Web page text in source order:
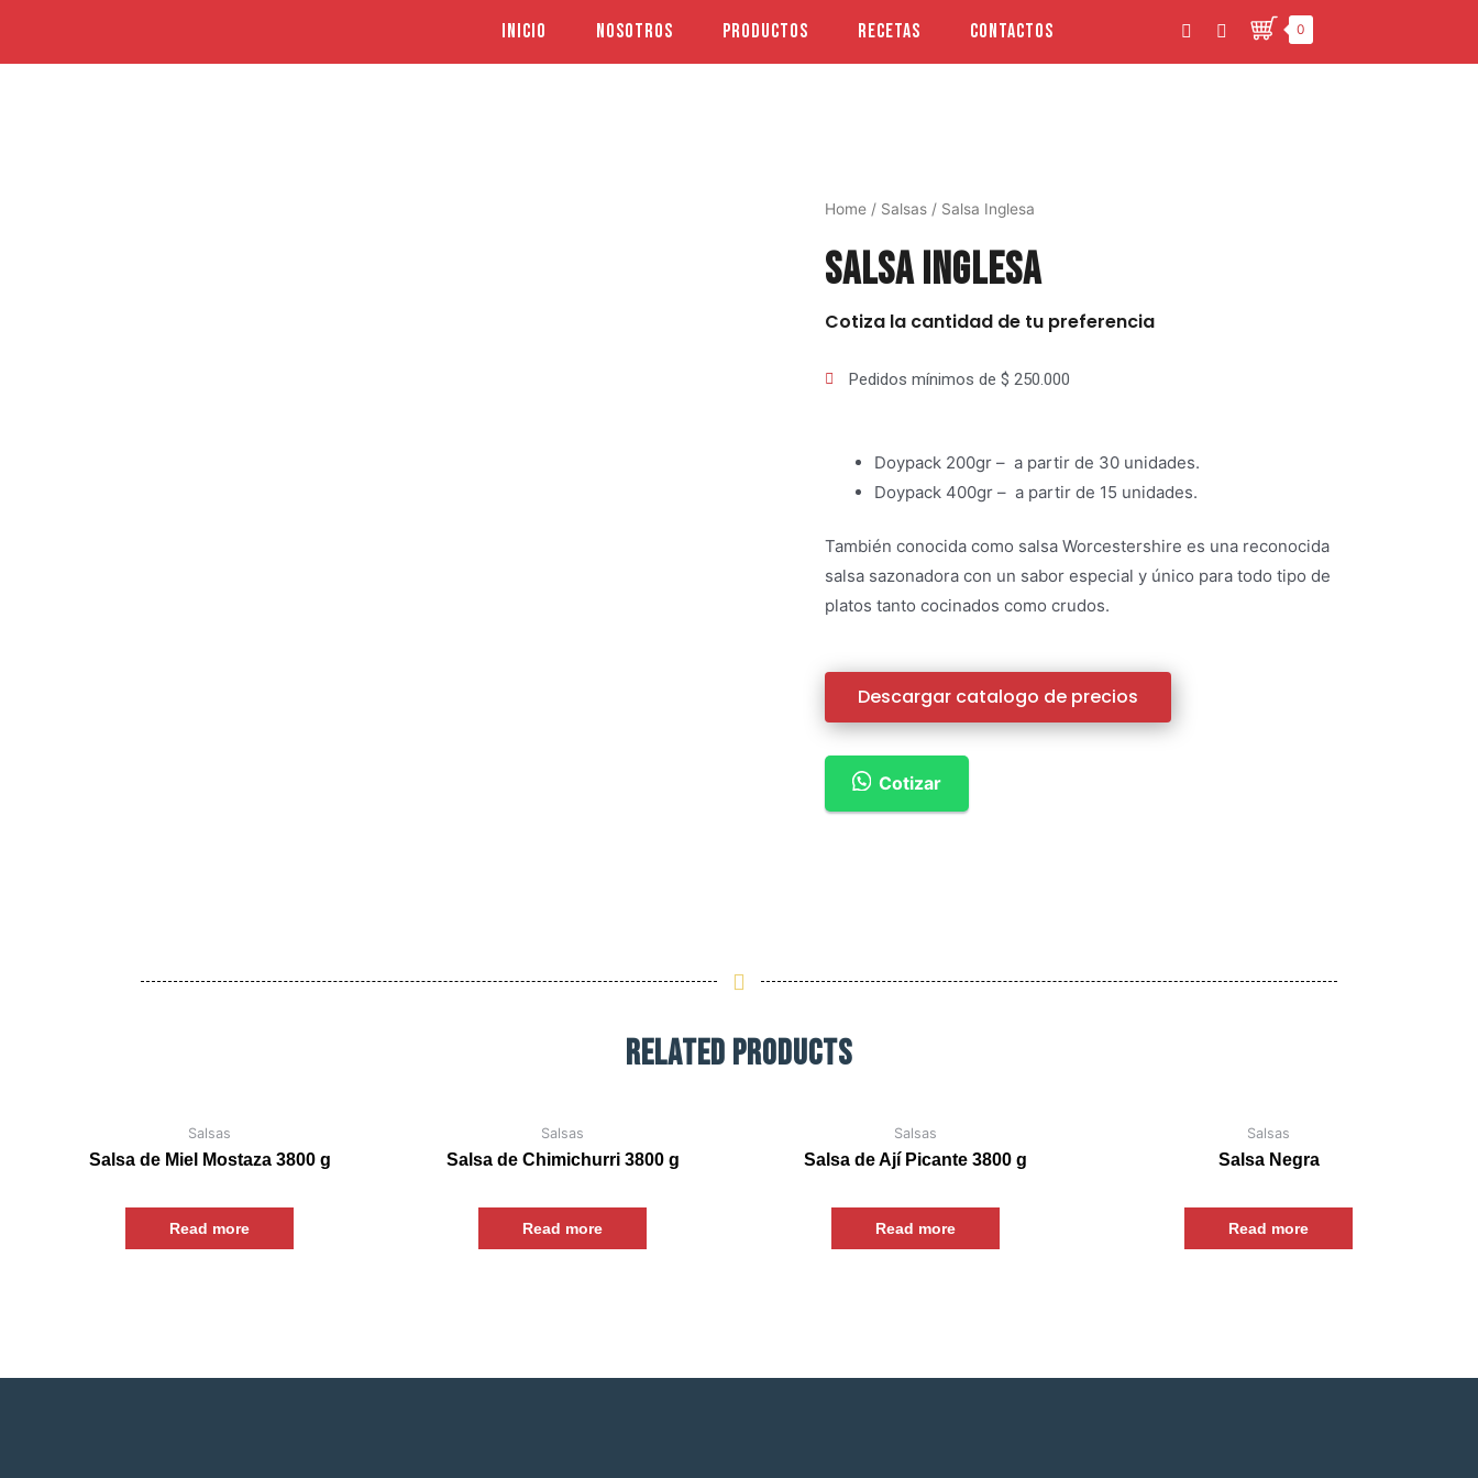
Inicio Nosotros Productos Recetas Contactos 0
Home/ Salsas/ Salsa Inglesa
Salsa Inglesa
Cotiza la cantidad de tu preferencia
Pedidos mínimos de $ 250.000
Doypack 200gr – a partir de 30 unidades.
Doypack 400gr – a partir de 15 unidades.
También conocida como salsa Worcestershire es una reconocida
salsa sazonadora con un sabor especial y único para todo tipo de
platos tanto cocinados como crudos.
Descargar catalogo de precios
Cotizar
Related Products
Salsas
Salsa de Miel Mostaza 3800 g
Read more
Salsas
Salsa de Chimichurri 3800 g
Read more
Salsas
Salsa de Ají Picante 3800 g
Read more
Salsas
Salsa Negra
Read more